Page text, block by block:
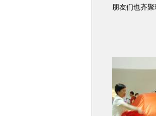
朋友们也齐